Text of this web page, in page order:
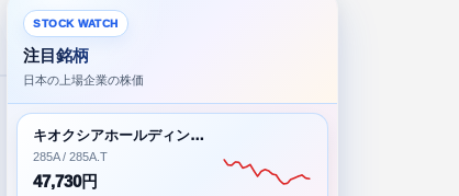
STOCK WATCH
注目銘柄
日本の上場企業の株価
キオクシアホールディングス株式会社
285A / 285A.T
47,730円